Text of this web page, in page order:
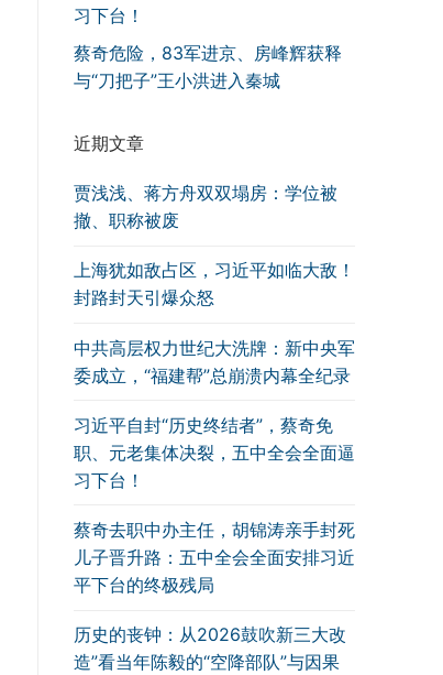
习下台！
蔡奇危险，83军进京、房峰辉获释
与“刀把子”王小洪进入秦城
近期文章
贾浅浅、蒋方舟双双塌房：学位被
撤、职称被废
上海犹如敌占区，习近平如临大敌！
封路封天引爆众怒
中共高层权力世纪大洗牌：新中央军
委成立，“福建帮”总崩溃内幕全纪录
习近平自封“历史终结者”，蔡奇免
职、元老集体决裂，五中全会全面逼
习下台！
蔡奇去职中办主任，胡锦涛亲手封死
儿子晋升路：五中全会全面安排习近
平下台的终极残局
历史的丧钟：从2026鼓吹新三大改
造”看当年陈毅的“空降部队”与因果